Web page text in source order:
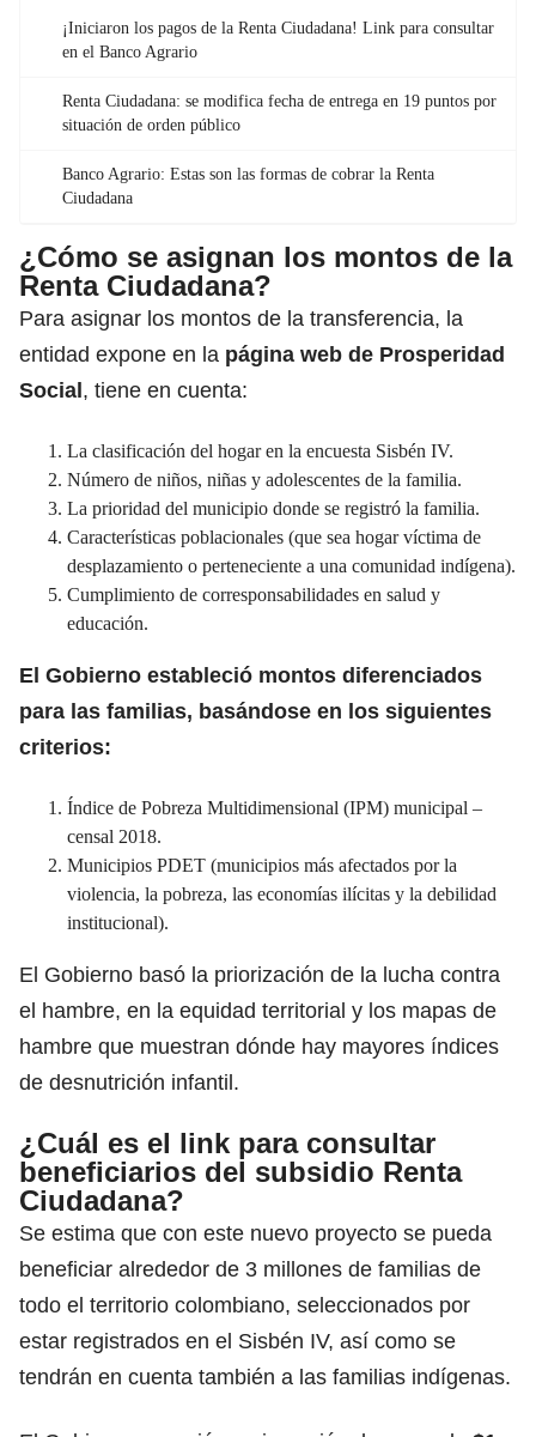
¡Iniciaron los pagos de la Renta Ciudadana! Link para consultar
en el Banco Agrario
Renta Ciudadana: se modifica fecha de entrega en 19 puntos por
situación de orden público
Banco Agrario: Estas son las formas de cobrar la Renta
Ciudadana
¿Cómo se asignan los montos de la
Renta Ciudadana?
Para asignar los montos de la transferencia, la
entidad expone en la página web de Prosperidad
Social, tiene en cuenta:
La clasificación del hogar en la encuesta Sisbén IV.
Número de niños, niñas y adolescentes de la familia.
La prioridad del municipio donde se registró la familia.
Características poblacionales (que sea hogar víctima de
desplazamiento o perteneciente a una comunidad indígena).
Cumplimiento de corresponsabilidades en salud y
educación.
El Gobierno estableció montos diferenciados
para las familias, basándose en los siguientes
criterios:
Índice de Pobreza Multidimensional (IPM) municipal –
censal 2018.
Municipios PDET (municipios más afectados por la
violencia, la pobreza, las economías ilícitas y la debilidad
institucional).
El Gobierno basó la priorización de la lucha contra
el hambre, en la equidad territorial y los mapas de
hambre que muestran dónde hay mayores índices
de desnutrición infantil.
¿Cuál es el link para consultar
beneficiarios del subsidio Renta
Ciudadana?
Se estima que con este nuevo proyecto se pueda
beneficiar alrededor de 3 millones de familias de
todo el territorio colombiano, seleccionados por
estar registrados en el Sisbén IV, así como se
tendrán en cuenta también a las familias indígenas.